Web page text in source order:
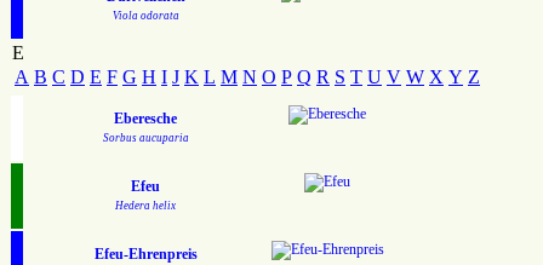
Viola odorata
E
A B C D E F G H I J K L M N O P Q R S T U V W X Y Z
Eberesche
Sorbus aucuparia
Efeu
Hedera helix
Efeu-Ehrenpreis